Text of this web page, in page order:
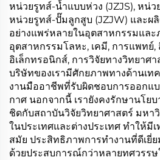
หน่วยรูทส์-น้ำแบบห่วง (JZJS), หน่
หน่วยรูทส์-ปั๊มลูกสูบ (JZJW) และ
อย่างแพร่หลายในอุตสาหกรรมและ
อุตสาหกรรมโลหะ, เคมี, การแพทย์,
อิเล็กทรอนิกส์, การวิจัยทางวิทยาศ
บริษัทของเรามีศักยภาพทางด้านเ
งานมืออาชีพที่รับผิดชอบการออก
กาศ นอกจากนี้ เรายังคงรักษานโย
ชิดกับสถาบันวิจัยวิทยาศาสตร์ มหา
ในประเทศและต่างประเทศ ทำให้
สมัย ประสิทธิภาพการทำงานที่ดีเยี่
ด้วยประสบการณ์กว่าหลายทศวรร